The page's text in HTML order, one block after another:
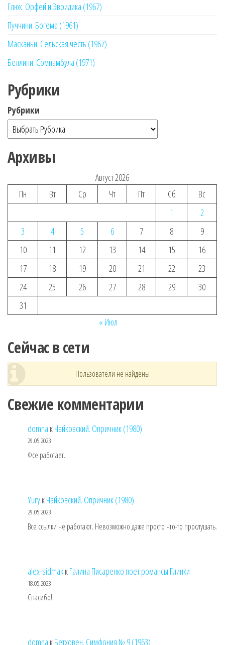
Глюк. Орфей и Эвридика (1967)
Пуччини. Богема (1961)
Масканьи. Сельская честь (1967)
Беллини. Сомнамбула (1971)
Рубрики
Рубрики
Архивы
Август 2026
Пн
Вт Ср Чт Пт Сб
Вс
1
2
3
4 5 6 7 8
9
10
11 12 13 14 15
16
17
18 19 20 21 22
23
24
25 26 27 28 29
30
31
« Июл
Сейчас в сети
Пользователи не найдены
Свежие комментарии
domna кЧайковский. Опричник (1980)
29.05.2023
Фсе работает.
YuryкЧайковский. Опричник (1980)
29.05.2023
Все ссылки не работают. Невозможно даже просто что-то прослушать.
alex-sidmakкГалина Писаренко поет романсы Глинки
18.05.2023
Спасибо!
domna кБетховен. Симфония № 9 (1963)